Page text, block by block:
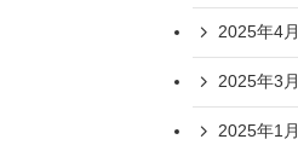
2025年4月
2025年3月
2025年1月